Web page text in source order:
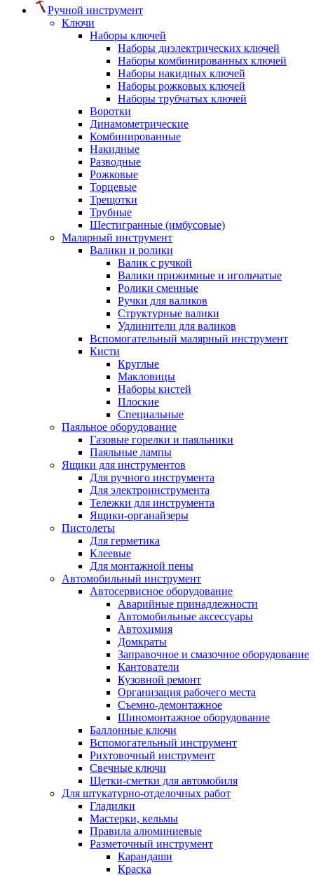
Ручной инструмент
Ключи
Наборы ключей
Наборы диэлектрических ключей
Наборы комбинированных ключей
Наборы накидных ключей
Наборы рожковых ключей
Наборы трубчатых ключей
Воротки
Динамометрические
Комбинированные
Накидные
Разводные
Рожковые
Торцевые
Трещотки
Трубные
Шестигранные (имбусовые)
Малярный инструмент
Валики и ролики
Валик с ручкой
Валики прижимные и игольчатые
Ролики сменные
Ручки для валиков
Структурные валики
Удлинители для валиков
Вспомогательный малярный инструмент
Кисти
Круглые
Макловицы
Наборы кистей
Плоские
Специальные
Паяльное оборудование
Газовые горелки и паяльники
Паяльные лампы
Ящики для инструментов
Для ручного инструмента
Для электроинструмента
Тележки для инструмента
Ящики-органайзеры
Пистолеты
Для герметика
Клеевые
Для монтажной пены
Автомобильный инструмент
Автосервисное оборудование
Аварийные принадлежности
Автомобильные аксессуары
Автохимия
Домкраты
Заправочное и смазочное оборудование
Кантователи
Кузовной ремонт
Организация рабочего места
Съемно-демонтажное
Шиномонтажное оборудование
Баллонные ключи
Вспомогательный инструмент
Рихтовочный инструмент
Свечные ключи
Щетки-сметки для автомобиля
Для штукатурно-отделочных работ
Гладилки
Мастерки, кельмы
Правила алюминиевые
Разметочный инструмент
Карандаши
Краска